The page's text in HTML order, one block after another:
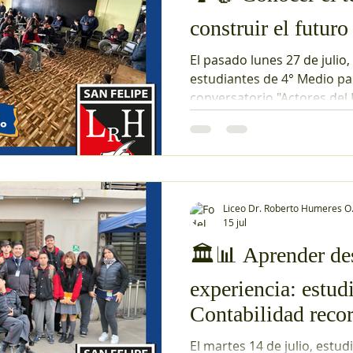
construir el futuro
El pasado lunes 27 de
estudiantes de 4° Medio
conversatorio "Actores del
Municipalidad de San
la sala de reuniones del
de su equipo de gestión,
con nuestros estudiantes
de la comuna, el rol de las
🏛️📊 Aprender
experiencia:
Contabilidad
instituciones clave
El martes 14 de julio,
Liceo Dr. Roberto Humeres O.
15 jul